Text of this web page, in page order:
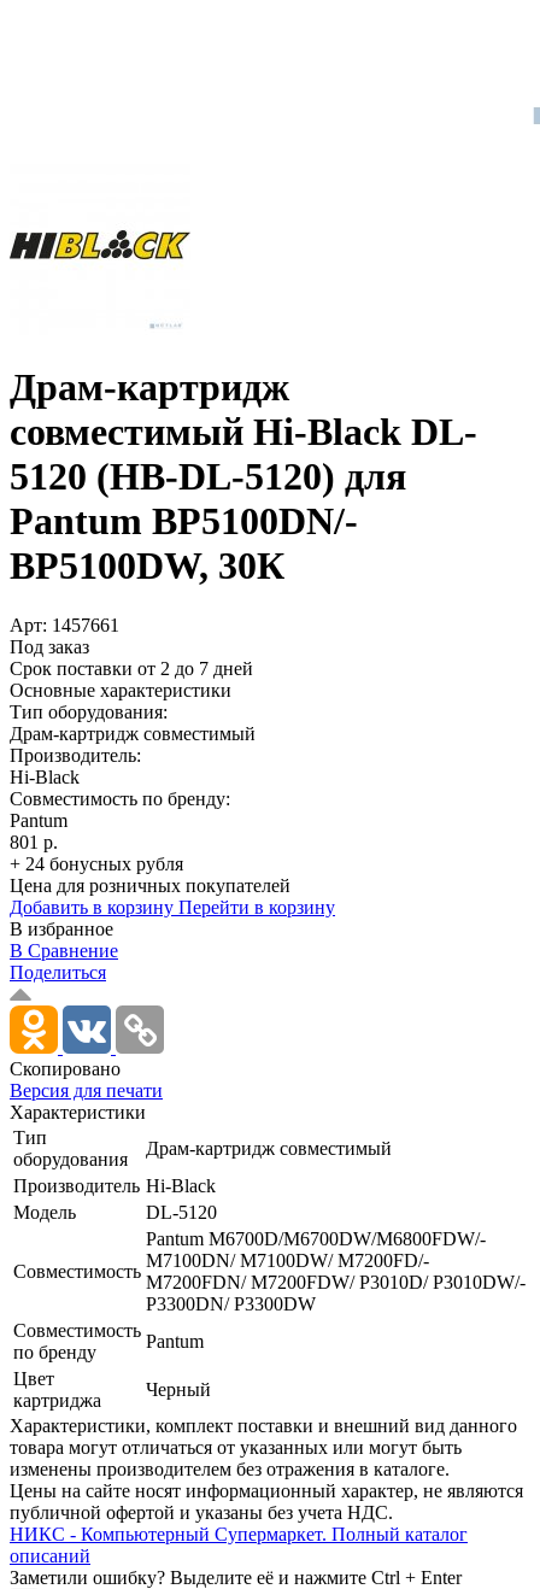
Драм-картридж
совместимый Hi-Black DL-
5120 (HB-DL-5120) для
Pantum BP5100DN/­
BP5100DW, 30К
Арт: 1457661
Под заказ
Срок поставки от 2 до 7 дней
Основные характеристики
Тип оборудования:
Драм-картридж совместимый
Производитель:
Hi-Black
Совместимость по бренду:
Pantum
801 р.
+ 24 бонусных рубля
Цена для розничных покупателей
Добавить в корзину Перейти в корзину
В избранное
В Сравнение
Поделиться
Скопировано
Версия для печати
Характеристики
Тип
оборудования
Драм-картридж совместимый
Производитель Hi-Black
Модель
DL-5120
Совместимость
Pantum M6700D/­M6700DW/­M6800FDW/­
M7100DN/­ M7100DW/­ M7200FD/­
M7200FDN/­ M7200FDW/­ P3010D/­ P3010DW/­
P3300DN/­ P3300DW
Совместимость
по бренду
Pantum
Цвет
картриджа
Черный
Xарактеристики, комплект поставки и внешний вид данного
товара могут отличаться от указанных или могут быть
изменены производителем без отражения в каталоге.
Цены на сайте носят информационный характер, не являются
публичной офертой и указаны без учета НДС.
НИКС - Компьютерный Cупермаркет. Полный каталог
описаний
Заметили ошибку? Выделите её и нажмите Ctrl + Enter